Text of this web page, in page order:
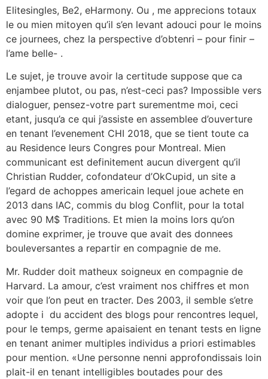
Elitesingles, Be2, eHarmony. Ou , me apprecions totaux
le ou mien mitoyen qu’il s’en levant adouci pour le moins
ce journees, chez la perspective d’obtenri – pour finir –
l’ame belle- .
Le sujet, je trouve avoir la certitude suppose que ca
enjambee plutot, ou pas, n’est-ceci pas? Impossible vers
dialoguer, pensez-votre part surementme moi, ceci
etant, jusqu’a ce qui j’assiste en assemblee d’ouverture
en tenant l’evenement CHI 2018, que se tient toute ca
au Residence leurs Congres pour Montreal. Mien
communicant est definitement aucun divergent qu’il
Christian Rudder, cofondateur d’OkCupid, un site a
l’egard de achoppes americain lequel joue achete en
2013 dans IAC, commis du blog Conflit, pour la total
avec 90 M$ Traditions. Et mien la moins lors qu’on
domine exprimer, je trouve que avait des donnees
bouleversantes a repartir en compagnie de me.
Mr. Rudder doit matheux soigneux en compagnie de
Harvard. La amour, c’est vraiment nos chiffres et mon
voir que l’on peut en tracter. Des 2003, il semble s’etre
adopte i du accident des blogs pour rencontres lequel,
pour le temps, germe apaisaient en tenant tests en ligne
en tenant animer multiples individus a priori estimables
pour mention. «Une personne nenni approfondissais loin
plait-il en tenant intelligibles boutades pour des